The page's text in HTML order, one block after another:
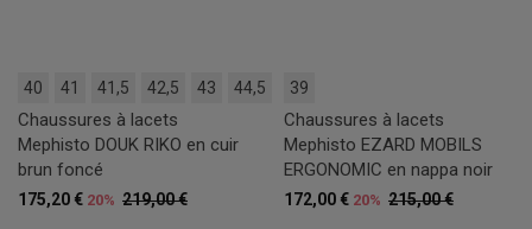
40 41 41,5 42,5 43 44,5
Chaussures à lacets
Mephisto DOUK RIKO en cuir
brun foncé
219,00 €
175,20 € 20%
39
Chaussures à lacets
Mephisto EZARD MOBILS
ERGONOMIC en nappa noir
215,00 €
172,00 € 20%